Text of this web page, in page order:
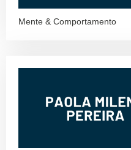
Mente & Comportamento